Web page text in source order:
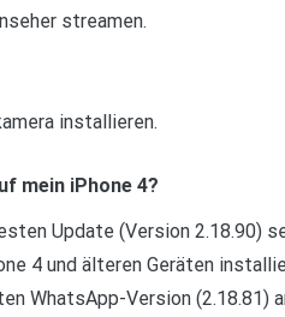
streamen.
installieren.
mein iPhone 4?
Update (Version 2.18.90)
4 und älteren Geräten
WhatsApp-Version (2.18.81)